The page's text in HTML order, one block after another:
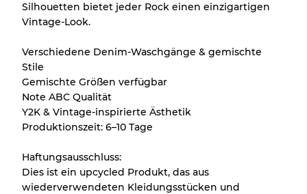
Note C Sichtbare Abnutzung mit Flecken
Aufteilung für gemischte Ratios
Note AB
Note BC
Silhouetten bietet jeder Rock einen einzigartigen
Vintage-Look.
Verschiedene Denim-Waschgänge & gemischte
Stile
Gemischte Größen verfügbar
Note ABC Qualität
Y2K & Vintage-inspirierte Ästhetik
Produktionszeit: 6–10 Tage
Haftungsausschluss:
Dies ist ein upcycled Produkt, das aus
wiederverwendeten Kleidungsstücken und